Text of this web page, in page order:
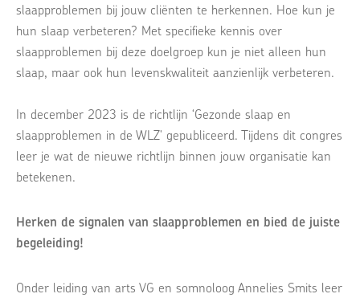
slaapproblemen bij jouw cliënten te herkennen. Hoe kun je
hun slaap verbeteren? Met specifieke kennis over
slaapproblemen bij deze doelgroep kun je niet alleen hun
slaap, maar ook hun levenskwaliteit aanzienlijk verbeteren.
In december 2023 is de richtlijn ‘Gezonde slaap en
slaapproblemen in de WLZ' gepubliceerd. Tijdens dit congres
leer je wat de nieuwe richtlijn binnen jouw organisatie kan
betekenen.
Herken de signalen van slaapproblemen en bied de juiste
begeleiding!
Onder leiding van arts VG en somnoloog Annelies Smits leer